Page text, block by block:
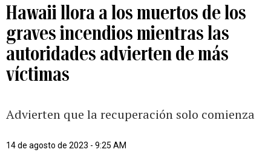
Hawaii llora a los muertos de los
graves incendios mientras las
autoridades advierten de más
víctimas
Advierten que la recuperación solo comienza
14 de agosto de 2023 - 9:25 AM